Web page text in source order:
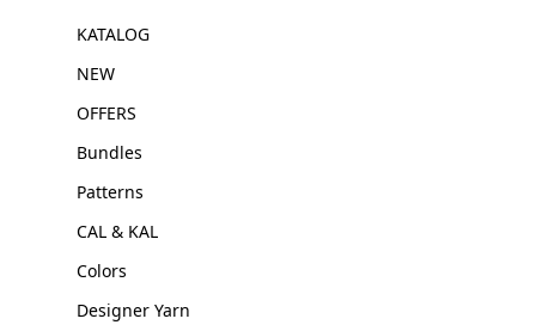
KATALOG
NEW
OFFERS
Bundles
Patterns
CAL & KAL
Colors
Designer Yarn